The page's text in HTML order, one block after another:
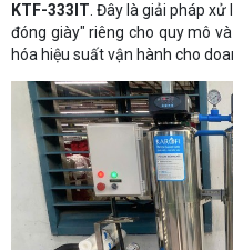
KTF-333IT . Đây là giải pháp
đóng giày" riêng cho quy mô
hóa hiệu suất vận hành cho